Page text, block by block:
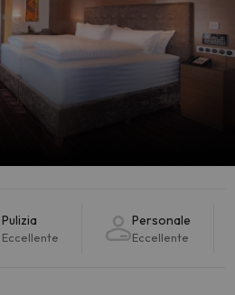
Pulizia
Eccellente
Personale
Eccellente